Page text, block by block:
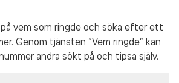
vem som ringde och söka efter ett
Genom tjänsten “Vem ringde” kan
andra sökt på och tipsa själv.